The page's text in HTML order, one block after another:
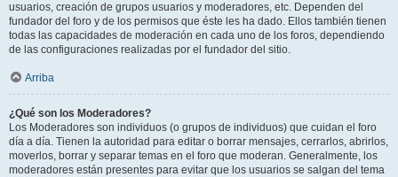
usuarios, creación de grupos usuarios y moderadores, etc. Dependen del
fundador del foro y de los permisos que éste les ha dado. Ellos también tienen
todas las capacidades de moderación en cada uno de los foros, dependiendo
de las configuraciones realizadas por el fundador del sitio.
Arriba
¿Qué son los Moderadores?
Los Moderadores son individuos (o grupos de individuos) que cuidan el foro
día a día. Tienen la autoridad para editar o borrar mensajes, cerrarlos, abrirlos,
moverlos, borrar y separar temas en el foro que moderan. Generalmente, los
moderadores están presentes para evitar que los usuarios se salgan del tema